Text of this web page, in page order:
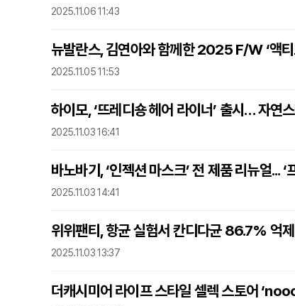
2025.11.06 11:43
뉴발란스, 김연아와 함께한 2025 F/W ‘액티
2025.11.05 11:53
하이모, ‘뜨레디숑 헤어 라이너’ 출시… 자연
2025.11.03 16:41
바노바기, ‘인젝션 마스크’ 전 제품 리뉴얼...
2025.11.03 14:41
위위팬티, 항균 실험서 칸디다균 86.7% 억
2025.11.03 13:37
더캐시미어 라이프 스타일 셀렉 스토어